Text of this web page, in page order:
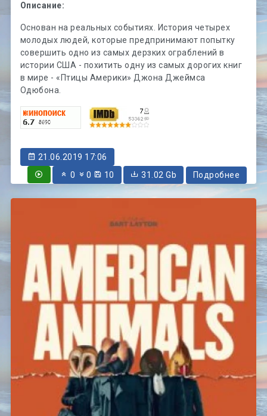
Описание:
Основан на реальных событиях. История четырех
молодых людей, которые предпринимают попытку
совершить одно из самых дерзких ограблений в
истории США - похитить одну из самых дорогих книг
в мире - «Птицы Америки» Джона Джеймса
Одюбона.
21.06.2019 17:06
0
0 10 31.02 Gb Подробнее